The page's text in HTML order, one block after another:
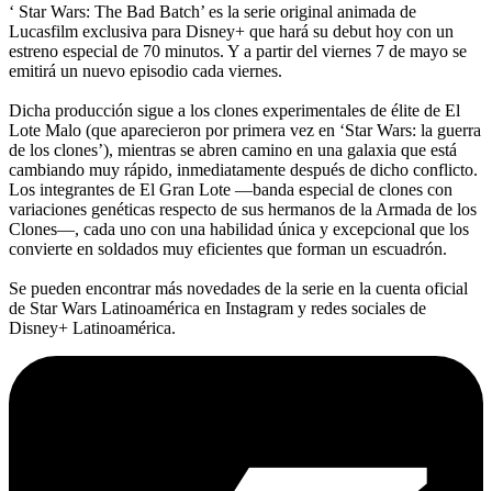
‘ Star Wars: The Bad Batch’ es la serie original animada de
Lucasfilm exclusiva para Disney+ que hará su debut hoy con un
estreno especial de 70 minutos. Y a partir del viernes 7 de mayo se
emitirá un nuevo episodio cada viernes.
Dicha producción sigue a los clones experimentales de élite de El
Lote Malo (que aparecieron por primera vez en ‘Star Wars: la guerra
de los clones’), mientras se abren camino en una galaxia que está
cambiando muy rápido, inmediatamente después de dicho conflicto.
Los integrantes de El Gran Lote —banda especial de clones con
variaciones genéticas respecto de sus hermanos de la Armada de los
Clones—, cada uno con una habilidad única y excepcional que los
convierte en soldados muy eficientes que forman un escuadrón.
Se pueden encontrar más novedades de la serie en la cuenta oficial
de Star Wars Latinoamérica en Instagram y redes sociales de
Disney+ Latinoamérica.